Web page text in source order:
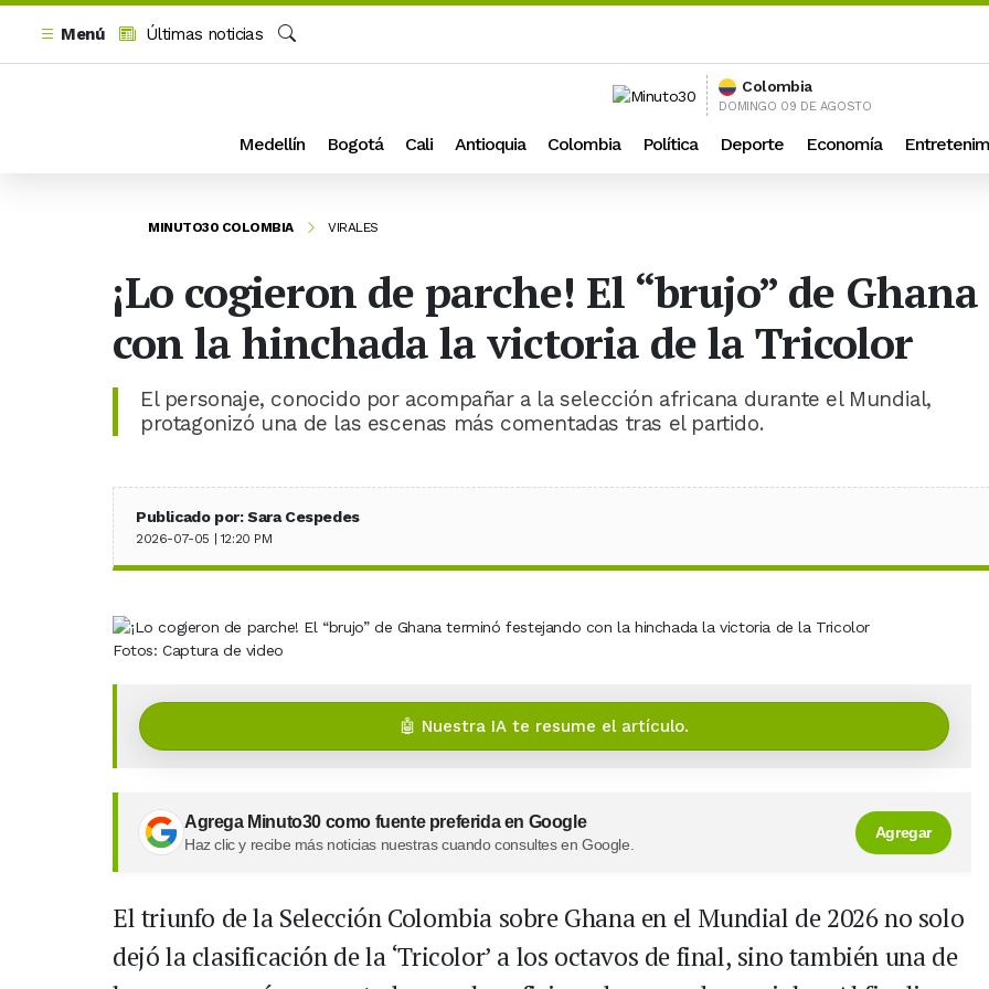
Menú
Últimas noticias
Buscar
Colombia
DOMINGO 09 DE AGOSTO
Medellín Bogotá Cali Antioquia Colombia Política Deporte Economía
MINUTO30 COLOMBIA VIRALES
¡Lo cogieron de parche! El “brujo” de
con la hinchada la victoria de la Tricolor
El personaje, conocido por acompañar a la selección africana durante el Mundial,
protagonizó una de las escenas más comentadas tras el partido.
Publicado por: Sara Cespedes
2026-07-05 | 12:20 PM
Fotos: Captura de video
🤖 Nuestra IA te resume el artículo.
Agrega Minuto30 como fuente preferida en Google
Haz clic y recibe más noticias nuestras cuando consultes en Google.
Agregar
El triunfo de la Selección Colombia sobre Ghana en el Mundial de 2026 no solo
dejó la clasificación de la ‘Tricolor’ a los octavos de final, sino también una de